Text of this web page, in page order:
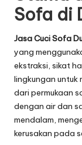
Sofa di
Jasa Cuci Sofa
yang
ekstraksi, sikat
lingkungan
dari permukaan
dengan air dan
mendalam,
kerusakan pada